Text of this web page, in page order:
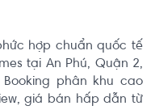
hợp chuẩn quốc tế
tại An Phú, Quận 2,
Booking phân khu cao
giá bán hấp dẫn từ